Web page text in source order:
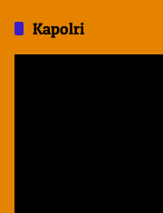
Kapolri